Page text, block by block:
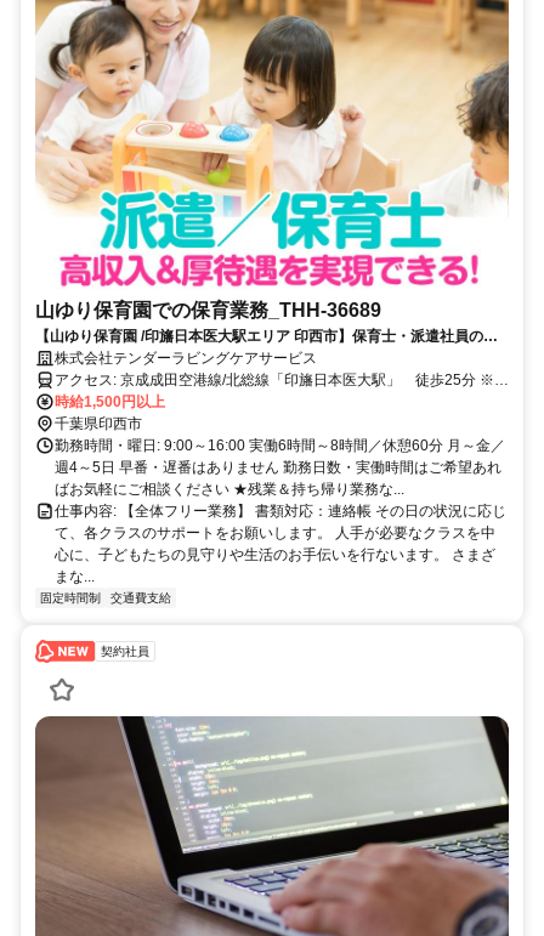
山ゆり保育園での保育業務_THH-36689
【山ゆり保育園 /印旛日本医大駅エリア 印西市】保育士・派遣社員の求
人★シニア・50、60代の方、65歳以上の方、活躍中！
株式会社テンダーラビングケアサービス
アクセス: 京成成田空港線/北総線「印旛日本医大駅」 徒歩25分 ※マ
イカー通勤OK
時給1,500円以上
千葉県印西市
勤務時間・曜日: 9:00～16:00 実働6時間～8時間／休憩60分 月～金／
週4～5日 早番・遅番はありません 勤務日数・実働時間はご希望あれ
ばお気軽にご相談ください ★残業＆持ち帰り業務な...
仕事内容: 【全体フリー業務】 書類対応：連絡帳 その日の状況に応じ
て、各クラスのサポートをお願いします。 人手が必要なクラスを中
心に、子どもたちの見守りや生活のお手伝いを行ないます。 さまざ
まな...
固定時間制 交通費支給
契約社員